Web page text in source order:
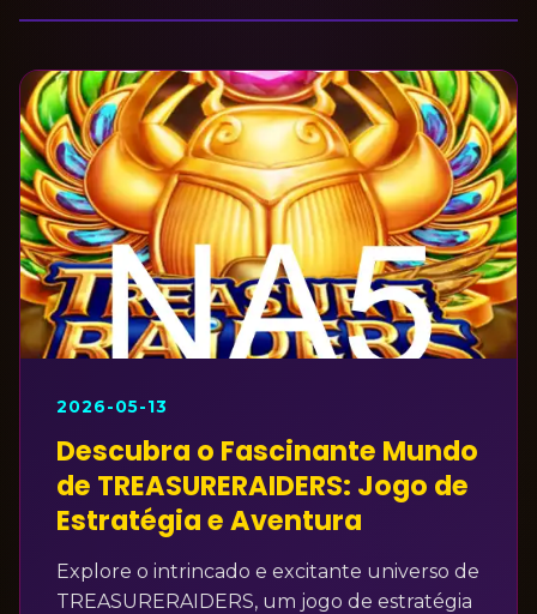
2026-05-13
Descubra o Fascinante Mundo
de TREASURERAIDERS: Jogo de
Estratégia e Aventura
Explore o intrincado e excitante universo de
TREASURERAIDERS, um jogo de estratégia